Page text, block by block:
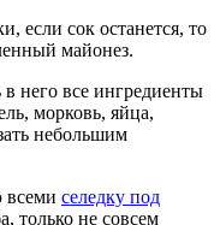
если сок останется, то
майонез.
него все ингредиенты
морковь, яйца,
небольшим
всеми селедку под
только не совсем